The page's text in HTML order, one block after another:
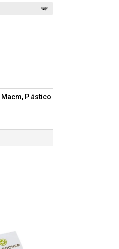
Macm, Plástico